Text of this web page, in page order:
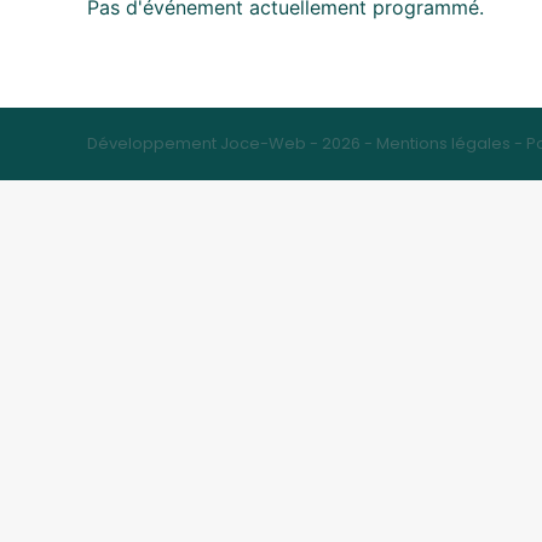
Pas d'événement actuellement programmé.
Développement Joce-Web - 2026 - Mentions légales -